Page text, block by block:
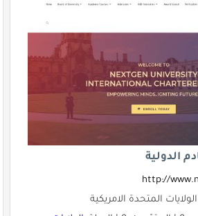
الدولية
http://
المتحدة الامريكية